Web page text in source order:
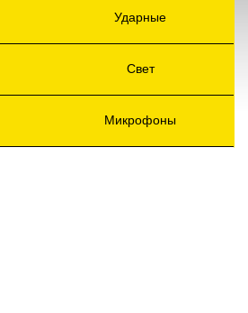
Ударные
Свет
Микрофоны